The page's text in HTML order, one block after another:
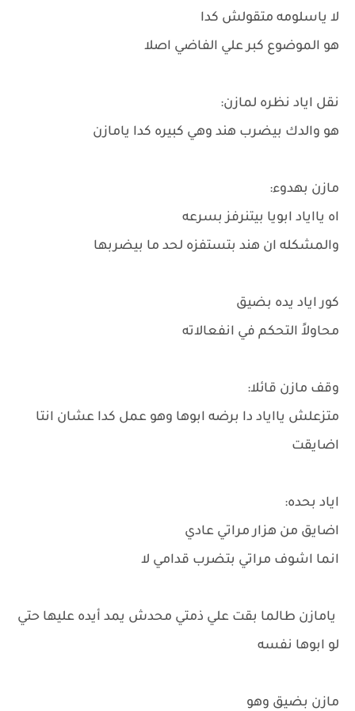
لا ياسلومه متقولش كدا
هو الموضوع كبر علي الفاضي اصلا
نقل اياد نظره لمازن:
هو والدك بيضرب هند وهي كبيره كدا يامازن
مازن بهدوء:
اه يااياد ابويا بيتنرفز بسرعه
والمشكله ان هند بتستفزه لحد ما بيضربها
كور اياد يده بضيق
محاولاً التحكم في انفعالاته
وقف مازن قائلا:
متزعلش يااياد دا برضه ابوها وهو عمل كدا عشان انتا
اضايقت
اياد بحده:
اضايق من هزار مراتي عادي
انما اشوف مراتي بتضرب قدامي لا
يامازن طالما بقت علي ذمتي محدش يمد أيده عليها حتي
لو ابوها نفسه
مازن بضيق وهو